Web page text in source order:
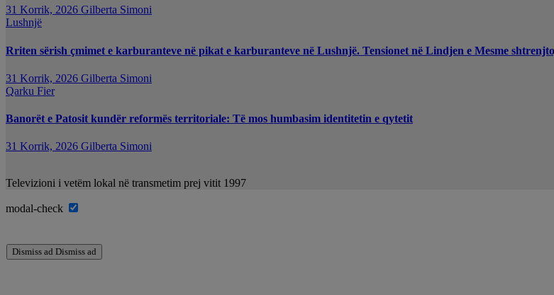
31 Korrik, 2026 Gilberta Simoni
Lushnjë
Rriten sërish çmimet e karburanteve në pikat e karburanteve në Lushnjë. Tensionet në Lindjen e Mesme
31 Korrik, 2026 Gilberta Simoni
Qarku Fier
Banorët e Patosit kundër reformës territoriale: Të mos humbasim identitetin e qytetit
31 Korrik, 2026 Gilberta Simoni
Televizioni i vetëm lokal në transmetim prej vitit 1997
modal-check
Dismiss ad Dismiss ad